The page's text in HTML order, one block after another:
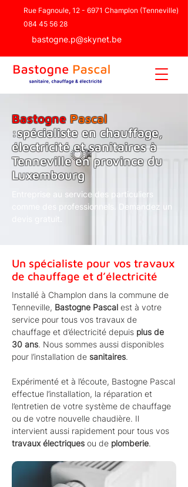
Rue Fagnoule, 12 - 6971 Champlon (Tenneville)
084 45 56 28
bastogne.p@skynet.be
Entreprise au service des particuliers
comme des professionnels. Demandez un
Bastogne Pascal
:spécialiste en chauffage,
électricité et sanitaires à
Tenneville en province du
Luxembourg
Un spécialiste pour vos travaux
de chauffage et d’électricité
Installé à Champlon dans la commune de
Tenneville, Bastogne Pascal est à votre
service pour tous vos travaux de
chauffage et d’électricité depuis plus de
30 ans. Nous sommes aussi disponibles
pour l’installation de sanitaires.
Expérimenté et à l’écoute, Bastogne Pascal
effectue l’installation, la réparation et
l’entretien de votre système de chauffage
ou de votre nouvelle chaudière. Il
intervient aussi rapidement pour tous vos
travaux électriques ou de plomberie.